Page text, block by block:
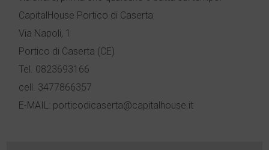
CapitalHouse Portico di Caserta
Via Napoli, 1
Portico di Caserta (CE)
Tel. 0823693166
cell. 3477866357
E-MAIL: porticodicaserta@capitalhouse.it